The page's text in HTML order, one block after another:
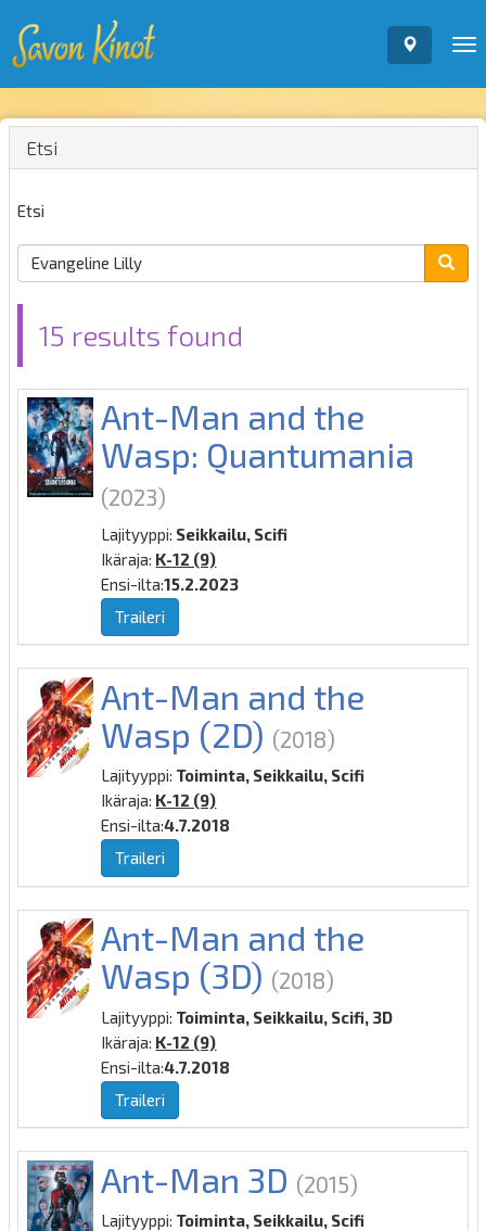
Etsi
Etsi
15 results found
Ant-Man and the
Wasp: Quantumania
(2023)
Lajityyppi: Seikkailu, Scifi
Ikäraja: K-12 (9)
Ensi-ilta:15.2.2023
Traileri
Ant-Man and the
Wasp (2D) (2018)
Lajityyppi: Toiminta, Seikkailu, Scifi
Ikäraja: K-12 (9)
Ensi-ilta:4.7.2018
Traileri
Ant-Man and the
Wasp (3D) (2018)
Lajityyppi: Toiminta, Seikkailu, Scifi, 3D
Ikäraja: K-12 (9)
Ensi-ilta:4.7.2018
Traileri
Ant-Man 3D (2015)
Lajityyppi: Toiminta, Seikkailu, Scifi